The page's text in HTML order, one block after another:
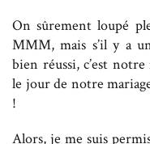
On sûrement loupé
MMM, mais s’il y a
bien réussi, c’est
le jour de notre
!
Alors, je me suis